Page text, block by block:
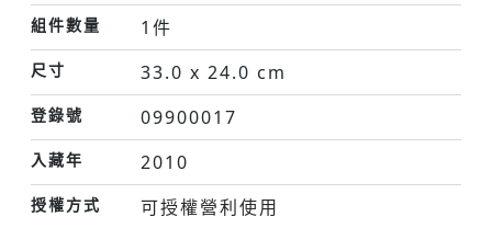
組件數量 1件
尺寸 33.0 x 24.0 cm
登錄號 09900017
入藏年 2010
授權方式 可授權營利使用